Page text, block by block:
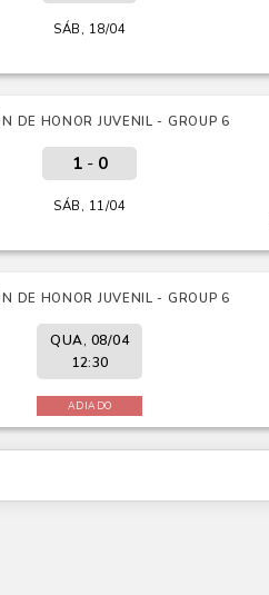
SÁB, 18/04
DE HONOR JUVENIL - GROUP 6
1- 0
SÁB, 11/04
DE HONOR JUVENIL - GROUP 6
QUA, 08/04
12:30
ADIADO